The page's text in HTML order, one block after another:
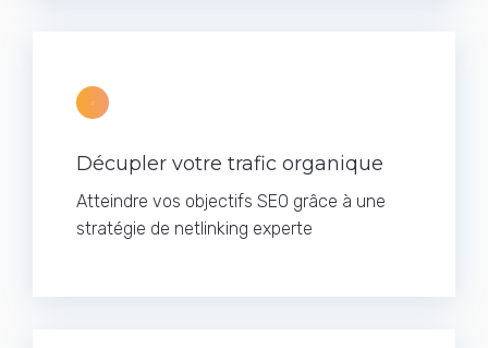
Décupler votre trafic organique
Atteindre vos objectifs SEO grâce à une
stratégie de netlinking experte